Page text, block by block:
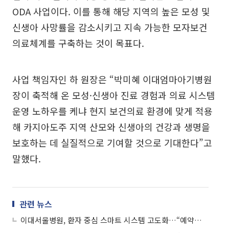
ODA 사업이다. 이를 통해 해당 지역의 높은 모성 및
신생아 사망률을 감소시키고 지속 가능한 모자보건
의료체계를 구축하는 것이 목표다.
사업 책임자인 하 원장은 “박미혜 이대엄마아기병원
장이 축적해 온 모성·신생아 진료 경험과 의료 시스템
운영 노하우를 케냐 현지 보건의료 환경에 맞게 적용
해 카지아도주 지역 산모와 신생아의 건강과 생명을
보호하는 데 실질적으로 기여할 것으로 기대한다”고
말했다.
관련 뉴스
이대서울병원, 환자 중심 스마트 시스템 고도화…“예약부터 결제까지 원스톱”